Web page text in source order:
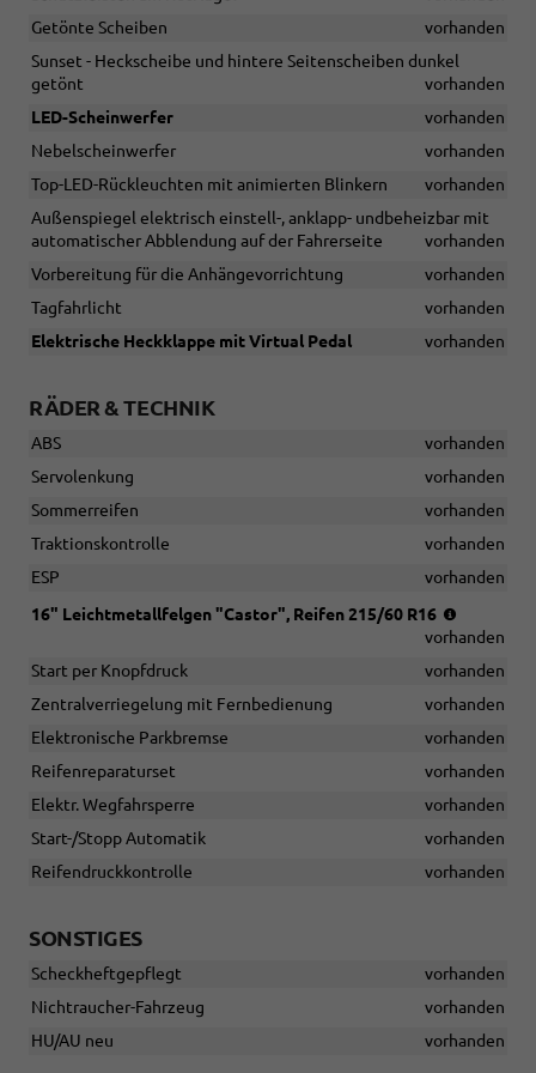
Getönte Scheiben
vorhanden
Sunset - Heckscheibe und hintere Seitenscheiben dunkel
getönt
vorhanden
LED-Scheinwerfer
vorhanden
Nebelscheinwerfer
vorhanden
Top-LED-Rückleuchten mit animierten Blinkern
vorhanden
Außenspiegel elektrisch einstell-, anklapp- undbeheizbar mit
automatischer Abblendung auf der Fahrerseite
vorhanden
Vorbereitung für die Anhängevorrichtung
vorhanden
Tagfahrlicht
vorhanden
Elektrische Heckklappe mit Virtual Pedal
vorhanden
RÄDER & TECHNIK
ABS
vorhanden
Servolenkung
vorhanden
Sommerreifen
vorhanden
Traktionskontrolle
vorhanden
ESP
vorhanden
16" Leichtmetallfelgen "Castor", Reifen 215/60 R16
215/60
vorhanden
Start per Knopfdruck
vorhanden
Zentralverriegelung mit Fernbedienung
vorhanden
Elektronische Parkbremse
vorhanden
Reifenreparaturset
vorhanden
Elektr. Wegfahrsperre
vorhanden
Start-/Stopp Automatik
vorhanden
Reifendruckkontrolle
vorhanden
SONSTIGES
Scheckheftgepflegt
vorhanden
Nichtraucher-Fahrzeug
vorhanden
HU/AU neu
vorhanden